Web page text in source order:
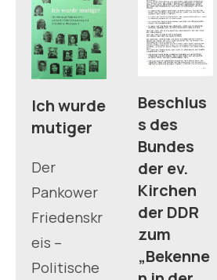
Ich wurde
mutiger
Der
Pankower
Friedenskr
eis –
Politische
Beschlus
s des
Bundes
der ev.
Kirchen
der DDR
zum
„Bekenne